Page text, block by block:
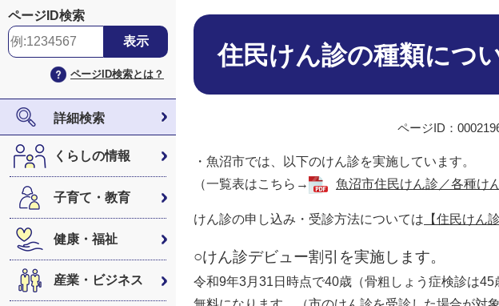
o
g
ス
タ
ム
検
索
ページID検索
ページID検索とは？
詳細検索
くらしの情報
子育て・教育
健康・福祉
産業・ビジネス
本
住民けん診の種類につ
ページID：
・魚沼市では、以下のけん診を実施しています。
（一覧表はこちら→
魚沼市住民けん診／各種け
けん診の申し込み・受診方法については 【住民けん
○けん診デビュー割引を実施します。
令和9年3月31日時点で40歳（骨粗しょう症検診は